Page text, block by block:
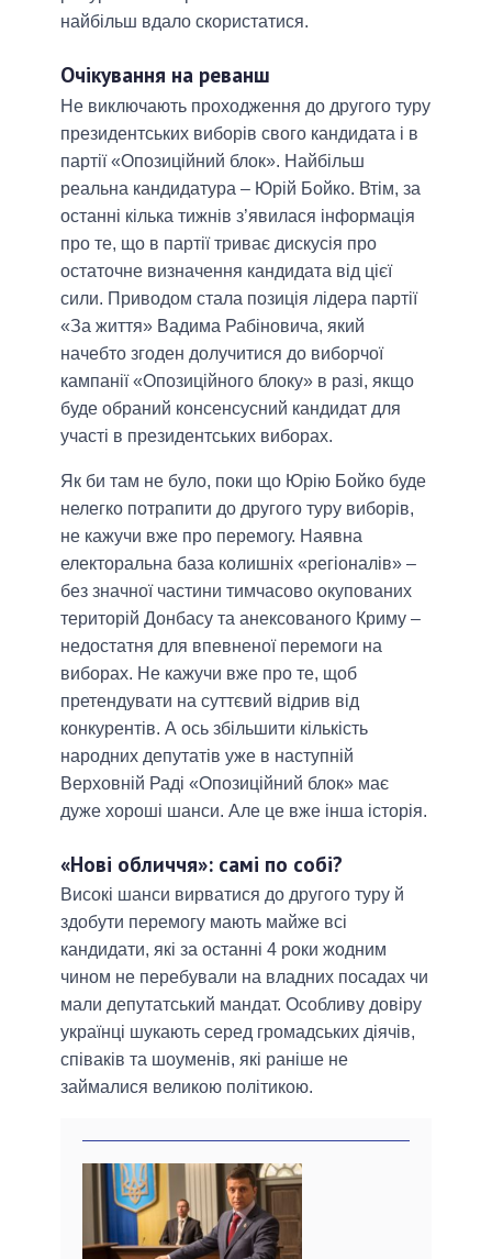
найбільш вдало скористатися.
Очікування на реванш
Не виключають проходження до другого туру
президентських виборів свого кандидата і в
партії «Опозиційний блок». Найбільш
реальна кандидатура – Юрій Бойко. Втім, за
останні кілька тижнів з’явилася інформація
про те, що в партії триває дискусія про
остаточне визначення кандидата від цієї
сили. Приводом стала позиція лідера партії
«За життя» Вадима Рабіновича, який
начебто згоден долучитися до виборчої
кампанії «Опозиційного блоку» в разі, якщо
буде обраний консенсусний кандидат для
участі в президентських виборах.
Як би там не було, поки що Юрію Бойко буде
нелегко потрапити до другого туру виборів,
не кажучи вже про перемогу. Наявна
електоральна база колишніх «регіоналів» –
без значної частини тимчасово окупованих
територій Донбасу та анексованого Криму –
недостатня для впевненої перемоги на
виборах. Не кажучи вже про те, щоб
претендувати на суттєвий відрив від
конкурентів. А ось збільшити кількість
народних депутатів уже в наступній
Верховній Раді «Опозиційний блок» має
дуже хороші шанси. Але це вже інша історія.
«Нові обличчя»: самі по собі?
Високі шанси вирватися до другого туру й
здобути перемогу мають майже всі
кандидати, які за останні 4 роки жодним
чином не перебували на владних посадах чи
мали депутатський мандат. Особливу довіру
українці шукають серед громадських діячів,
співаків та шоуменів, які раніше не
займалися великою політикою.